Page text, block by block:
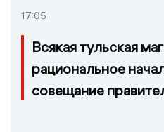
17:05
Всякая тульская
рациональное
совещание